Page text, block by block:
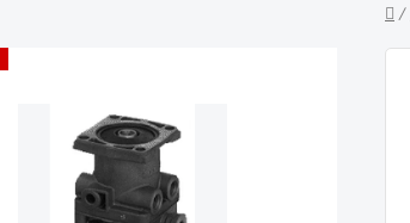
/